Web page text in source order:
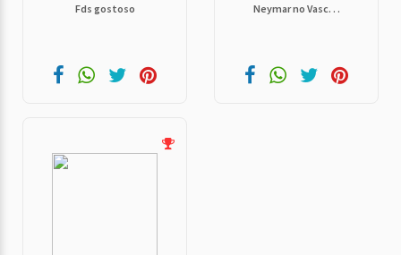
Fds gostoso Neymar no Vasc. . .